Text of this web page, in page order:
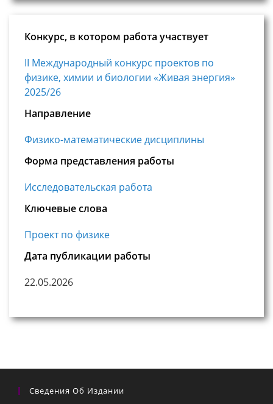
Конкурс, в котором работа участвует
II Международный конкурс проектов по
физике, химии и биологии «Живая энергия»
2025/26
Направление
Физико-математические дисциплины
Форма представления работы
Исследовательская работа
Ключевые слова
Проект по физике
Дата публикации работы
22.05.2026
Сведения Об Издании